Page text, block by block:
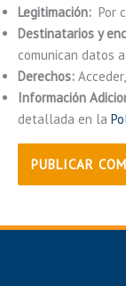
Legitimación: Por
Destinatarios y
comunican datos
Derechos:
Información
detallada en la